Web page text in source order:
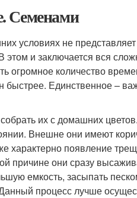
Семенами
условиях не
и заключается вся
огромное количество
быстрее. Единственное –
их с домашних цветов.
Внешне они имеют
характерно появление
причине они сразу
емкость, засыпать
процесс лучше